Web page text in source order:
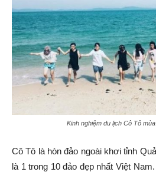
Kinh nghiệm du lịch Cô Tô
Cô Tô là hòn đảo ngoài khơi tỉnh
là 1 trong 10 đảo đẹp nhất Việt